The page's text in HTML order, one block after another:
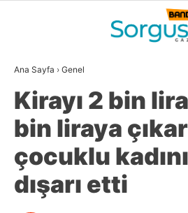
GALERİ VİDEO
SİYASET
EKONOMİ
Ana Sayfa › Genel
Kirayı 2 bin
bin liraya
çocuklu
dışarı etti